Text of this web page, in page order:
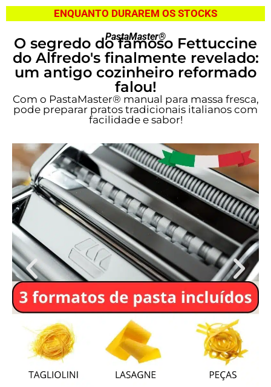
ENQUANTO DURAREM OS STOCKS
PastaMaster®
O segredo do famoso Fettuccine
do Alfredo's finalmente revelado:
um antigo cozinheiro reformado
falou!
Com o PastaMaster® manual para massa fresca,
pode preparar pratos tradicionais italianos com
facilidade e sabor!